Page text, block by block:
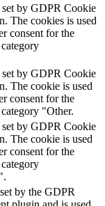
by GDPR Cookie
The cookies is used
consent for the
by GDPR Cookie
The cookie is used
consent for the
"Other.
by GDPR Cookie
The cookie is used
consent for the
by the GDPR